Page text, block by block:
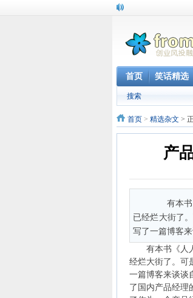
首页 笑话精选
搜索
首页 > 精选杂文 >
产
有本书《
已经烂大街了
写了一篇博客来
有本书《人人
经烂大街了。可
一篇博客来谈谈
了国内产品经理